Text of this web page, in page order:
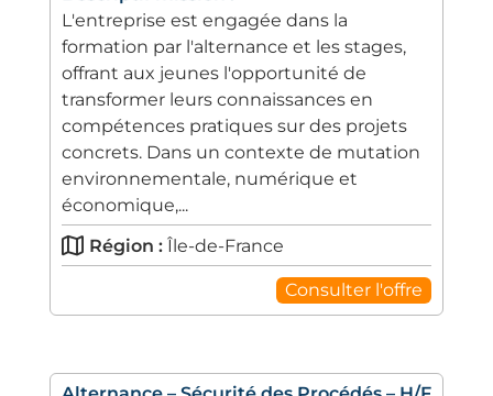
L'entreprise est engagée dans la
formation par l'alternance et les stages,
offrant aux jeunes l'opportunité de
transformer leurs connaissances en
compétences pratiques sur des projets
concrets. Dans un contexte de mutation
environnementale, numérique et
économique,...
Région : Île-de-France
Consulter l'offre